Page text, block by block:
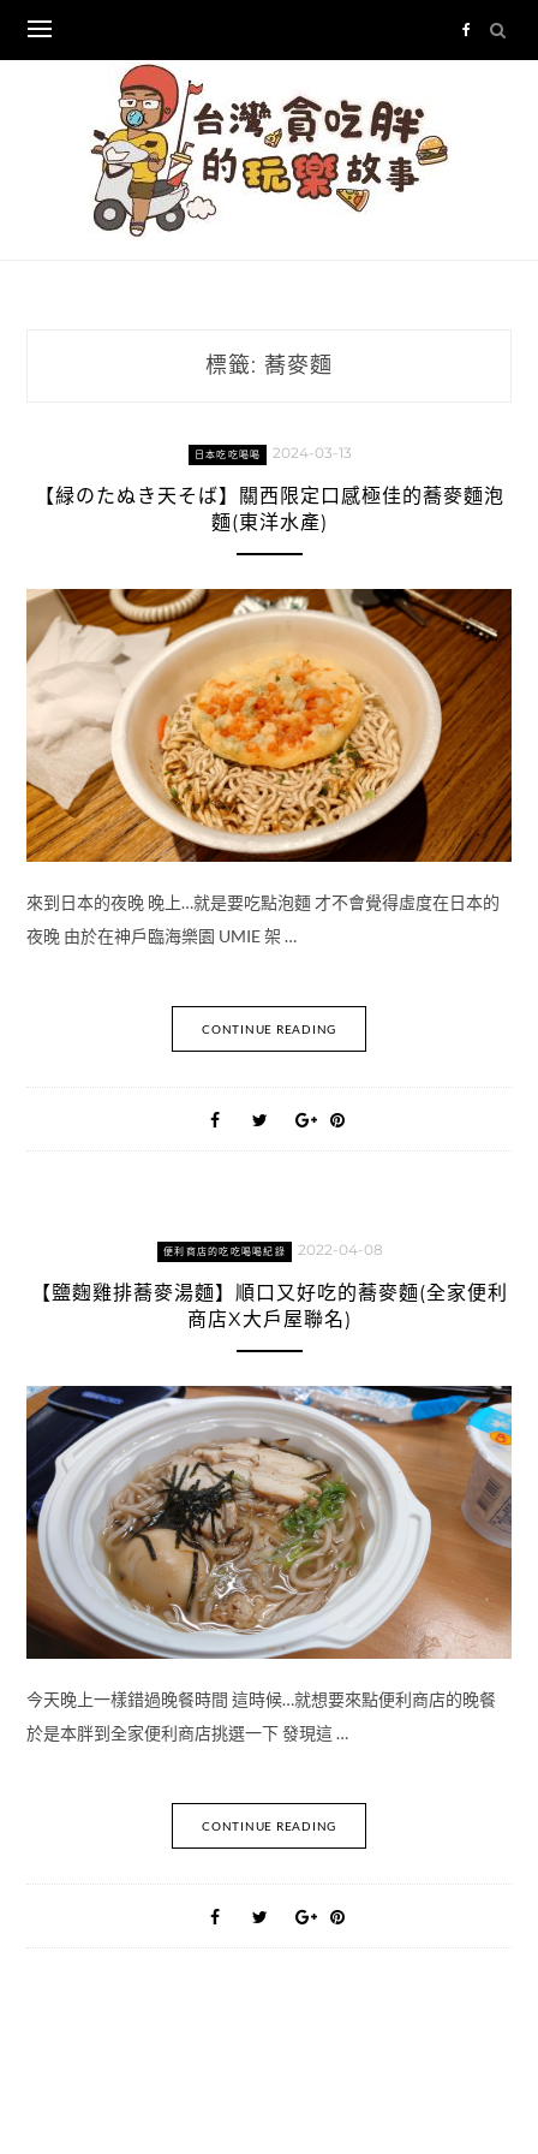
content
標籤: 蕎麥麵
日本吃吃喝喝 2024-03-13
【緑のたぬき天そば】關西限定口感極佳的蕎麥麵泡
麵(東洋水產)
來到日本的夜晚 晚上…就是要吃點泡麵 才不會覺得虛度在日本的
夜晚 由於在神戶臨海樂園 UMIE 架 …
CONTINUE READING
便利商店的吃吃喝喝紀錄 2022-04-08
【鹽麴雞排蕎麥湯麵】順口又好吃的蕎麥麵(全家便利
商店X大戶屋聯名)
今天晚上一樣錯過晚餐時間 這時候…就想要來點便利商店的晚餐
於是本胖到全家便利商店挑選一下 發現這 …
CONTINUE READING